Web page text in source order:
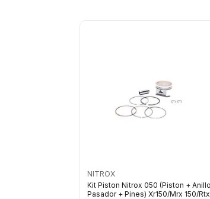
NITROX
Kit Piston Nitrox 050 (Piston +
Pasador + Pines) Xr150/Mrx 150/Rtx